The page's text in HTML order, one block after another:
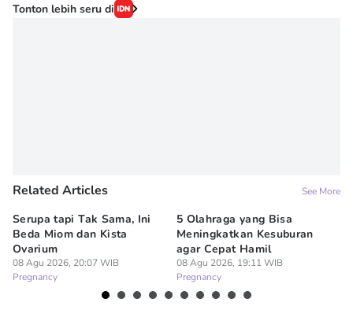
Tonton lebih seru di
Related Articles See More
Serupa tapi Tak Sama, Ini
Beda Miom dan Kista
Ovarium
08 Agu 2026, 20:07 WIB
Pregnancy
5 Olahraga yang Bisa
Meningkatkan Kesuburan
agar Cepat Hamil
08 Agu 2026, 19:11 WIB
Pregnancy